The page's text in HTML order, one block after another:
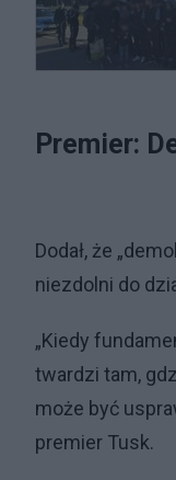
Premier:
Dodał, że
niezdolni do
„Kiedy
twardzi tam,
może być
premier Tusk.